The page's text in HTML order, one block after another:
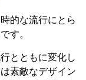
的な流行にとら
す。
とともに変化し
素敵なデザイン